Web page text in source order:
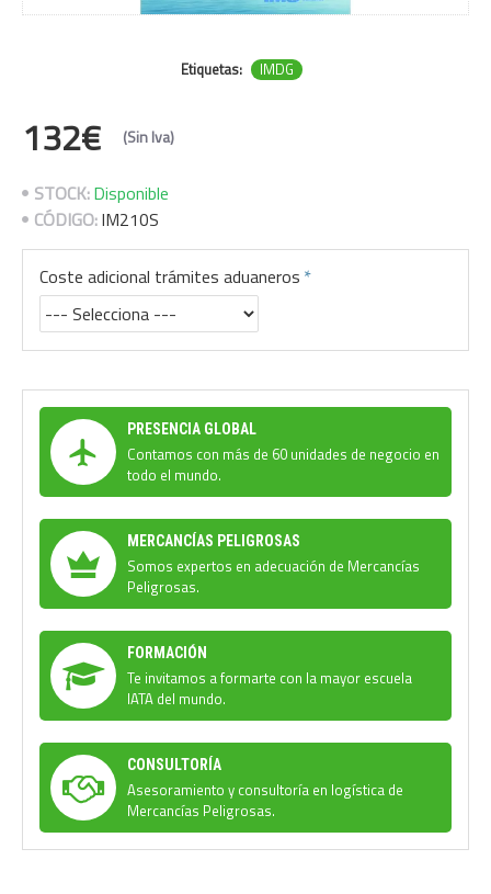
Etiquetas: IMDG
132€ (Sin Iva)
STOCK:Disponible
CÓDIGO:IM210S
Coste adicional trámites aduaneros
PRESENCIA GLOBAL
Contamos con más de 60 unidades de negocio en
todo el mundo.
MERCANCÍAS PELIGROSAS
Somos expertos en adecuación de Mercancías
Peligrosas.
FORMACIÓN
Te invitamos a formarte con la mayor escuela
IATA del mundo.
CONSULTORÍA
Asesoramiento y consultoría en logística de
Mercancías Peligrosas.